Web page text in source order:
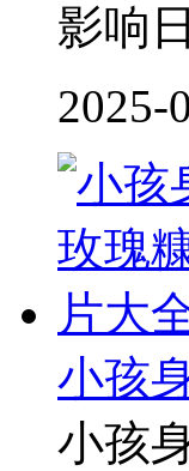
影响
2025-
小孩
小孩